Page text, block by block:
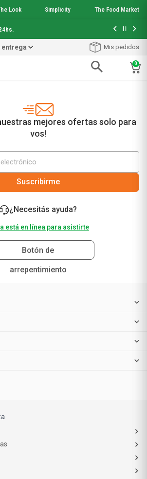
Look Simplicity The Food Market
Hasta 6
Mis pedidos
0
mejores ofertas solo para
vos!
Suscribirme
¿Necesitás ayuda?
está en línea para asistirte
Botón de
arrepentimiento
crema facial